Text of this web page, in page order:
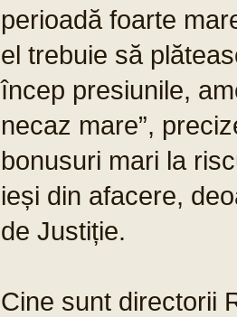
perioadă foarte
el trebuie să
încep presiunile,
necaz mare”,
bonusuri mari la
ieși din afacere,
de Justiție.
Cine sunt directorii